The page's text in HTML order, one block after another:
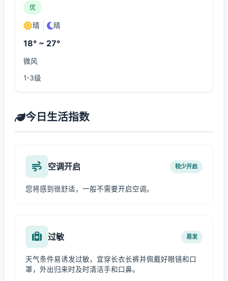
优
晴 晴
18° ~ 27°
微风
1-3级
今日生活指数
空调开启 较少开启
您将感到很舒适，一般不需要开启空调。
过敏 易发
天气条件易诱发过敏，宜穿长衣长裤并佩戴好眼镜和口
罩，外出归来时及时清洁手和口鼻。